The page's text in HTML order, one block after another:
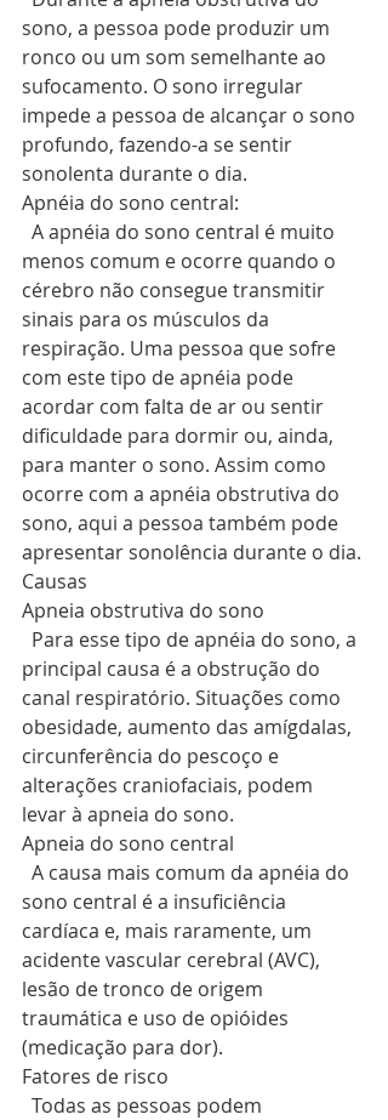
sono, a pessoa pode produzir um
ronco ou um som semelhante ao
sufocamento. O sono irregular
impede a pessoa de alcançar o sono
profundo, fazendo-a se sentir
sonolenta durante o dia.
Apnéia do sono central:
menos comum e ocorre quando o
cérebro não consegue transmitir
sinais para os músculos da
respiração. Uma pessoa que sofre
com este tipo de apnéia pode
acordar com falta de ar ou sentir
dificuldade para dormir ou, ainda,
para manter o sono. Assim como
ocorre com a apnéia obstrutiva do
sono, aqui a pessoa também pode
apresentar sonolência durante o dia.
Causas
Apneia obstrutiva do sono
principal causa é a obstrução do
canal respiratório. Situações como
obesidade, aumento das amígdalas,
circunferência do pescoço e
alterações craniofaciais, podem
levar à apneia do sono.
Apneia do sono central
sono central é a insuficiência
cardíaca e, mais raramente, um
acidente vascular cerebral (AVC),
lesão de tronco de origem
traumática e uso de opióides
(medicação para dor).
Fatores de risco